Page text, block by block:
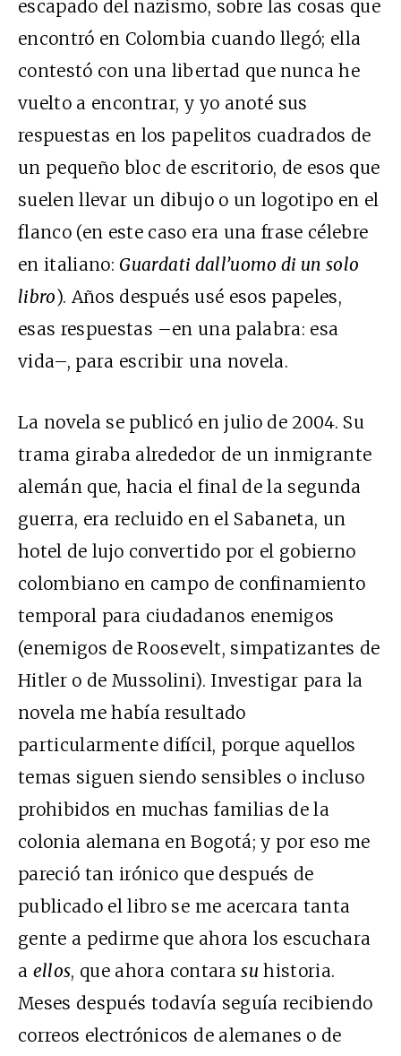
escapado del nazismo, sobre las cosas que
encontró en Colombia cuando llegó; ella
contestó con una libertad que nunca he
vuelto a encontrar, y yo anoté sus
respuestas en los papelitos cuadrados de
un pequeño bloc de escritorio, de esos que
suelen llevar un dibujo o un logotipo en el
flanco (en este caso era una frase célebre
en italiano:Guardati dall’uomo di un solo
libro). Años después usé esos papeles,
esas respuestas –en una palabra: esa
vida–, para escribir una novela.
La novela se publicó en julio de 2004. Su
trama giraba alrededor de un inmigrante
alemán que, hacia el final de la segunda
guerra, era recluido en el Sabaneta, un
hotel de lujo convertido por el gobierno
colombiano en campo de confinamiento
temporal para ciudadanos enemigos
(enemigos de Roosevelt, simpatizantes de
Hitler o de Mussolini). Investigar para la
novela me había resultado
particularmente difícil, porque aquellos
temas siguen siendo sensibles o incluso
prohibidos en muchas familias de la
colonia alemana en Bogotá; y por eso me
pareció tan irónico que después de
publicado el libro se me acercara tanta
gente a pedirme que ahora los escuchara
a ellos, que ahora contarasuhistoria.
Meses después todavía seguía recibiendo
correos electrónicos de alemanes o de